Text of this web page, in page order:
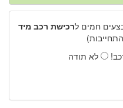
חמים לרכישת רכב מיד
לא תודה